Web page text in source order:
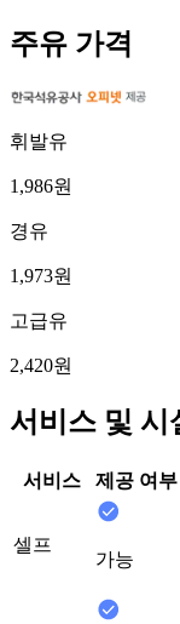
주유 가격
휘발유
1,986원
경유
1,973원
고급유
2,420원
서비스 및 시
서비스 제공 여부
셀프
가능